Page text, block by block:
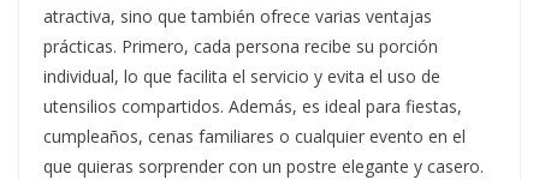
atractiva, sino que también ofrece varias ventajas
prácticas. Primero, cada persona recibe su porción
individual, lo que facilita el servicio y evita el uso de
utensilios compartidos. Además, es ideal para fiestas,
cumpleaños, cenas familiares o cualquier evento en el
que quieras sorprender con un postre elegante y casero.